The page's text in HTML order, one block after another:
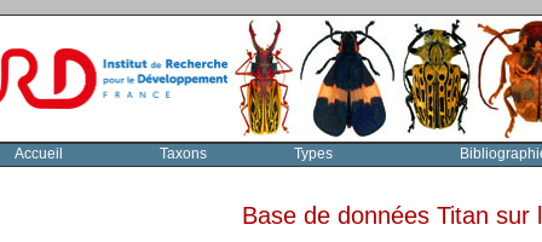
Accueil Taxons Types
Base de données Titan